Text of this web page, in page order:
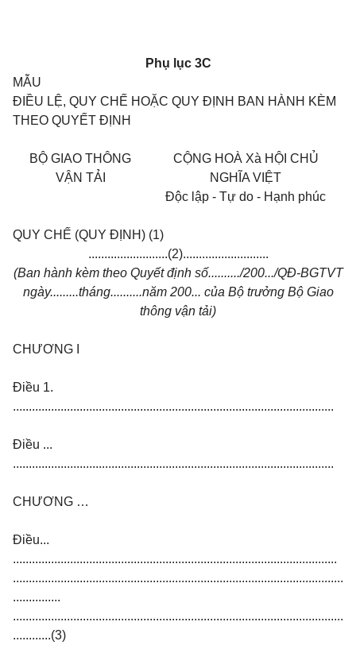
Phụ lục 3C
MẪU
ĐIỀU LỆ, QUY CHẾ HOẶC QUY ĐỊNH BAN HÀNH KÈM
THEO QUYẾT ĐỊNH
BỘ GIAO THÔNG
VẬN TẢ
CỘNG HOÀ Xà HỘI CH Ủ
NGH A VI ỆT
Độc l ập - Tự do - Hạnh phúc
QUY CHẾ (QUY ĐỊNH) (1)
.........................(2)...........................
(Ban hành kèm theo Quyết định số........../200.../QĐ-BGTVT
ngày.........tháng..........năm 200... của Bộ trưởng Bộ Giao
thông vận tải)
CHƯƠNG I
Điều 1.
.....................................................................................................
Điều ...
.....................................................................................................
CHƯƠNG …
Điều...
......................................................................................................
........................................................................................................
...............
........................................................................................................
............(3)